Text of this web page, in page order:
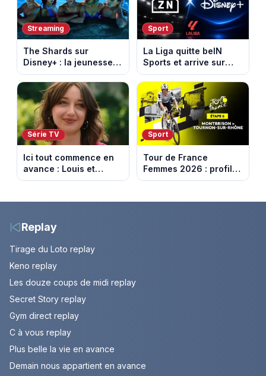
Streaming
The Shards sur
Disney+ : la jeunesse
dorée de Los Angeles
face à un tueur dans
les années 80
Sport
La Liga quitte beIN
Sports et arrive sur
DAZN et Disney+ en
France
Série TV
Ici tout commence en
avance : Louis et
Jasmine enfin en
août 2026 (spoiler)
Sport
Tour de France
Femmes 2026 : profil
et horaires de la 6e
Montbrison et
Replay
Tirage du Loto replay
Keno replay
Les douze coups de midi replay
Secret Story replay
Gym direct replay
C à vous replay
Plus belle la vie en avance
Demain nous appartient en avance